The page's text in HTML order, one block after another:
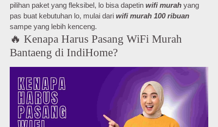
pilihan paket yang fleksibel, lo bisa dapetin wifi murah yang
pas buat kebutuhan lo, mulai dari wifi murah 100 ribuan
sampe yang lebih kenceng.
🔥 Kenapa Harus Pasang WiFi Murah
Bantaeng di IndiHome?